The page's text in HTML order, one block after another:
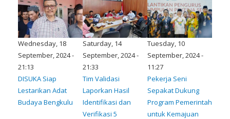
Wednesday, 18
September, 2024 -
21:13
DISUKA Siap
Lestarikan Adat
Budaya Bengkulu
Saturday, 14
September, 2024 -
21:33
Tim Validasi
Laporkan Hasil
Identifikasi dan
Verifikasi 5
Tuesday, 10
September, 2024 -
11:27
Pekerja Seni
Sepakat Dukung
Program Pemerintah
untuk Kemajuan